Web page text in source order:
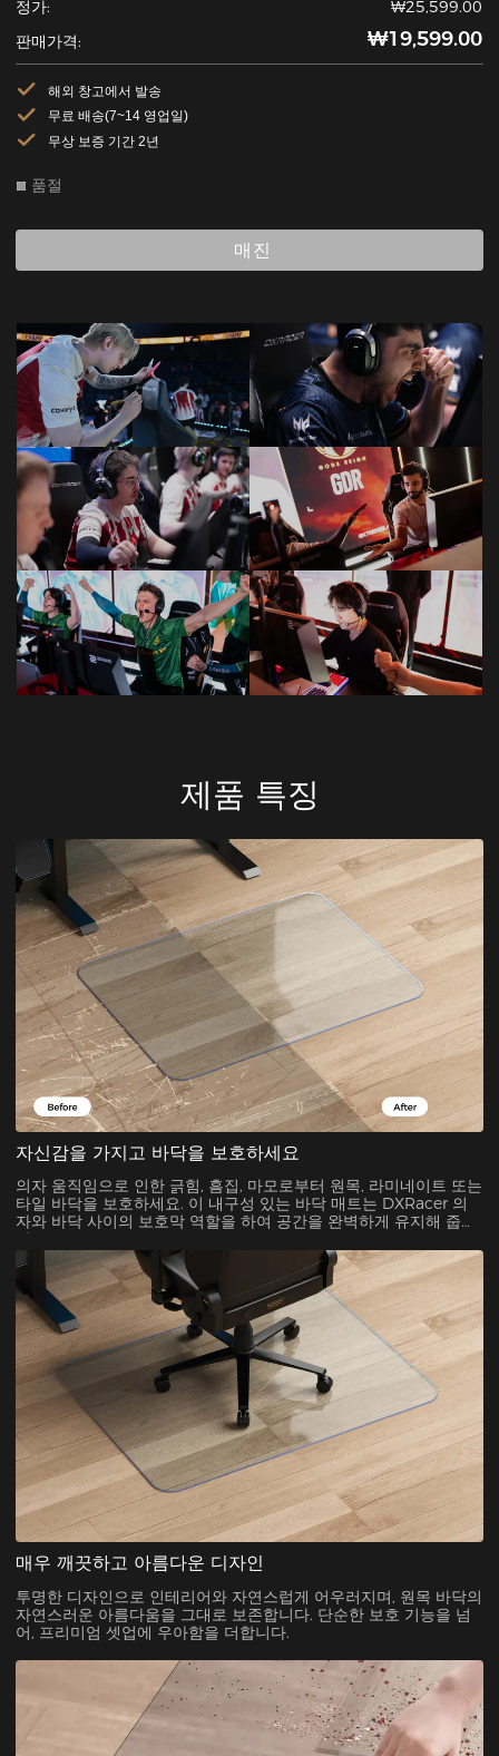
정가:
₩25,599.00
판매가격:
₩19,599.00
해외 창고에서 발송
무료 배송(7~14 영업일)
무상 보증 기간 2년
품절
매진
제품 특징
자신감을 가지고 바닥을 보호하세요
의자 움직임으로 인한 긁힘, 흠집, 마모로부터 원목, 라미네이트 또는
타일 바닥을 보호하세요. 이 내구성 있는 바닥 매트는 DXRacer 의
자와 바닥 사이의 보호막 역할을 하여 공간을 완벽하게 유지해 줍니
다.
매우 깨끗하고 아름다운 디자인
투명한 디자인으로 인테리어와 자연스럽게 어우러지며, 원목 바닥의
자연스러운 아름다움을 그대로 보존합니다. 단순한 보호 기능을 넘
어, 프리미엄 셋업에 우아함을 더합니다.